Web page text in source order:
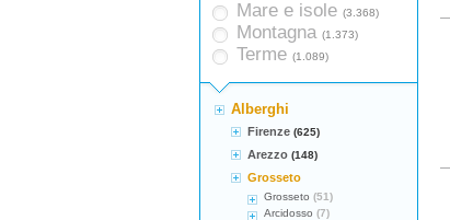
Mare e isole (3.368)
Montagna (1.373)
Terme (1.089)
Alberghi
Firenze (625)
Arezzo (148)
Grosseto
Grosseto (51)
Arcidosso (7)